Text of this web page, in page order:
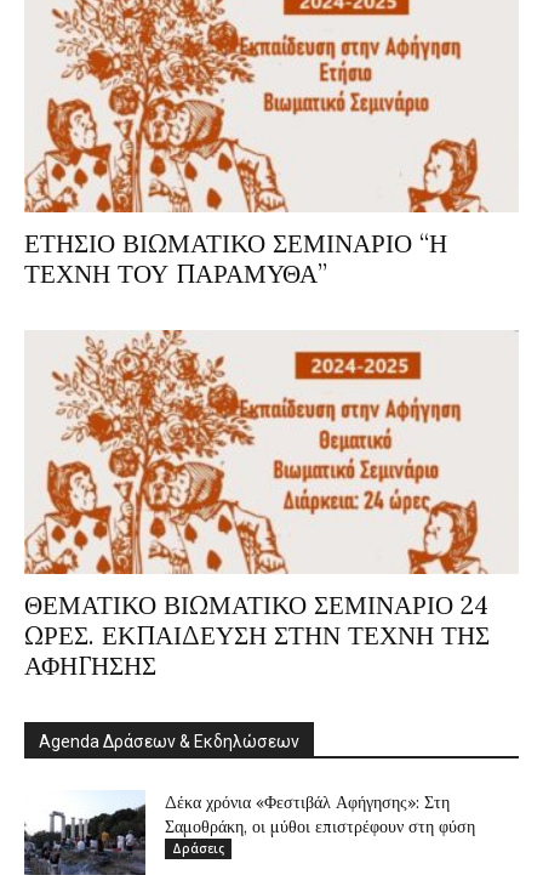
ΕΤΗΣΙΟ ΒΙΩΜΑΤΙΚΟ ΣΕΜΙΝΑΡΙΟ “Η
ΤΕΧΝΗ ΤΟΥ ΠΑΡΑΜΥΘΑ”
ΘΕΜΑΤΙΚΟ ΒΙΩΜΑΤΙΚΟ ΣΕΜΙΝΑΡΙΟ 24
ΩΡΕΣ. ΕΚΠΑΙΔΕΥΣΗ ΣΤΗΝ ΤΕΧΝΗ ΤΗΣ
ΑΦΗΓΗΣΗΣ
Agenda Δράσεων & Εκδηλώσεων
Δέκα χρόνια «Φεστιβάλ Αφήγησης»: Στη
Σαμοθράκη, οι μύθοι επιστρέφουν στη φύση
Δράσεις